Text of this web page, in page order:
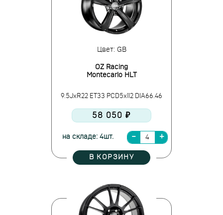
Цвет: GB
OZ Racing
Montecarlo HLT
9.5JxR22 ET33 PCD5x112 DIA66.46
58 050 ₽
на складе: 4шт.
В КОРЗИНУ